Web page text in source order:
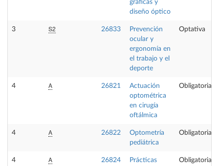
gráficas y
diseño óptico
3 S2 26833
Prevención
ocular y
ergonomía en
el trabajo y el
deporte
Optativa
4 A 26821
Actuación
optométrica
en cirugía
oftálmica
Obligatoria
4 A 26822
Optometría
pediátrica
Obligatoria
4 A 26824
Prácticas
Obligatoria